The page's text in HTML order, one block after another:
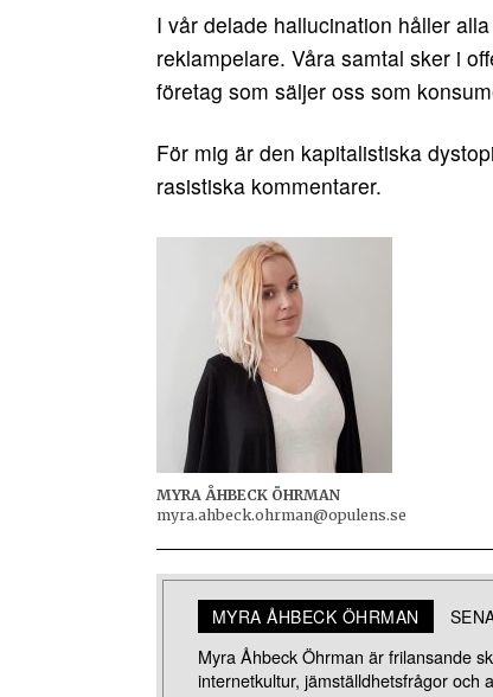
I vår delade hallucination håller
reklampelare. Våra samtal sker i
företag som säljer oss som
För mig är den kapitalistiska
rasistiska kommentarer.
MYRA ÅHBECK ÖHRMAN
myra.ahbeck.ohrman@opulens.se
MYRA ÅHBECK ÖHRMAN
Myra Åhbeck Öhrman är frilansande
internetkultur, jämställdhetsfrågor och